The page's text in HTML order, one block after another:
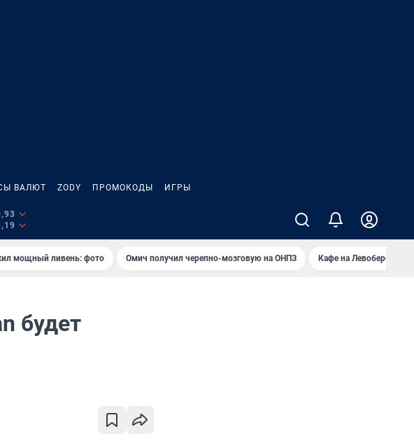
ВАЛЮТ ZODY ПРОМОКОДЫ ИГРЫ
мощный ливень: фото Омич получил черепно-мозговую на ОНПЗ Кафе на Левобережье
будет